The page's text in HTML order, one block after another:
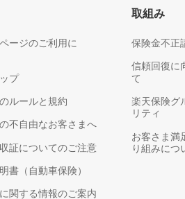
ージのご利用に
プ
ルールと規約
不自由なお客さまへ
証についてのご注意
書（自動車保険）
関する情報のご案内
取組み
保険金不正
信頼回復に
て
楽天保険グ
リティ
お客さま満
り組みにつ